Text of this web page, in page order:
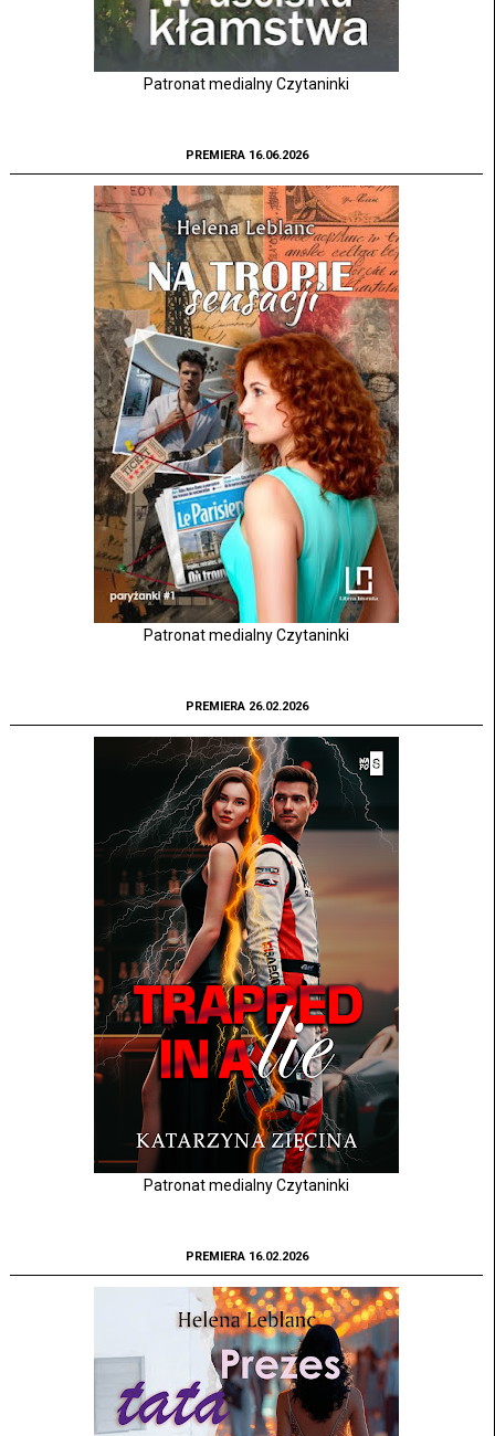
Patronat medialny Czytaninki
PREMIERA 16.06.2026
Patronat medialny Czytaninki
PREMIERA 26.02.2026
Patronat medialny Czytaninki
PREMIERA 16.02.2026